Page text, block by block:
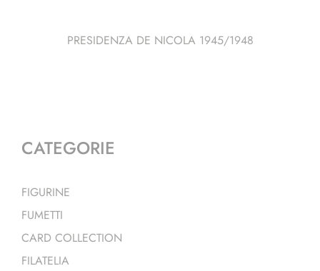
PRESIDENZA DE NICOLA 1945/1948
CATEGORIE
FIGURINE
FUMETTI
CARD COLLECTION
FILATELIA